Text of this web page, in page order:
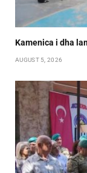
Kamenica i dha
AUGUST 5, 2026